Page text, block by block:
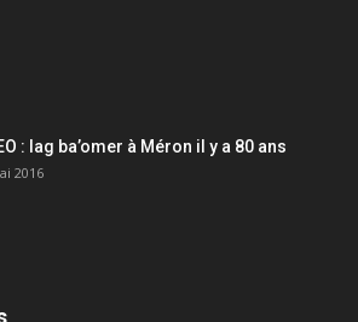
: lag ba’omer à Méron il y a 80 ans
2016